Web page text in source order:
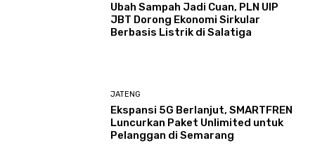
Ubah Sampah Jadi Cuan, PLN UIP
JBT Dorong Ekonomi Sirkular
Berbasis Listrik di Salatiga
JATENG
Ekspansi 5G Berlanjut, SMARTFREN
Luncurkan Paket Unlimited untuk
Pelanggan di Semarang